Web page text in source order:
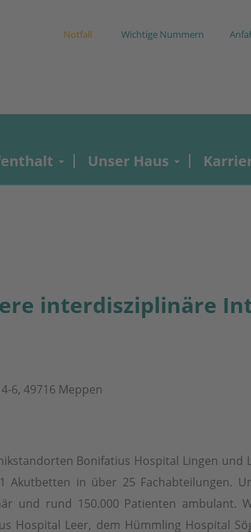
Notfall Wichtige Nummern
Unser Haus
interdisziplinäre
6, 49716 Meppen
Bonifatius Hospital Lingen
Akutbetten in über 25 Fachabteilungen.
und rund 150.000 Patienten ambulant.
Hospital Leer, dem Hümmling Hospital